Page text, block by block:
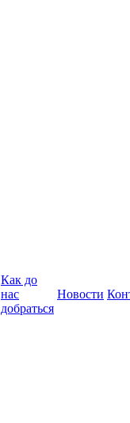
Как до
нас
добраться
Новости